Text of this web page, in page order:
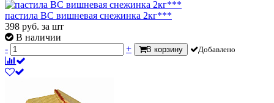
пастила ВС вишневая снежинка 2кг***
398 руб. за шт
В наличии
-
+ В корзину Добавлено